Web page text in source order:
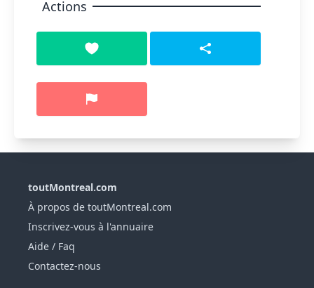
Actions
toutMontreal.com
À propos de toutMontreal.com
Inscrivez-vous à l'annuaire
Aide / Faq
Contactez-nous